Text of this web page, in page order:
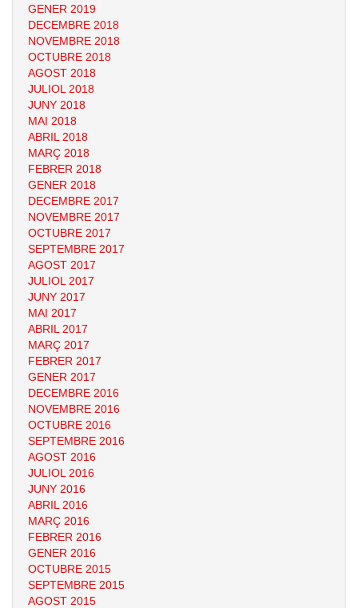
GENER 2019
DECEMBRE 2018
NOVEMBRE 2018
OCTUBRE 2018
AGOST 2018
JULIOL 2018
JUNY 2018
MAI 2018
ABRIL 2018
MARÇ 2018
FEBRER 2018
GENER 2018
DECEMBRE 2017
NOVEMBRE 2017
OCTUBRE 2017
SEPTEMBRE 2017
AGOST 2017
JULIOL 2017
JUNY 2017
MAI 2017
ABRIL 2017
MARÇ 2017
FEBRER 2017
GENER 2017
DECEMBRE 2016
NOVEMBRE 2016
OCTUBRE 2016
SEPTEMBRE 2016
AGOST 2016
JULIOL 2016
JUNY 2016
ABRIL 2016
MARÇ 2016
FEBRER 2016
GENER 2016
OCTUBRE 2015
SEPTEMBRE 2015
AGOST 2015